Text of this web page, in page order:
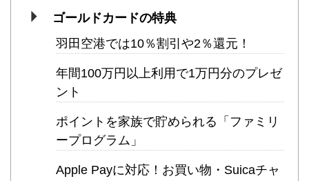
ゴールドカードの特典
羽田空港では10％割引や2％還元！
年間100万円以上利用で1万円分のプレゼ
ント
ポイントを家族で貯められる「ファミリ
ープログラム」
Apple Payに対応！お買い物・Suicaチャ